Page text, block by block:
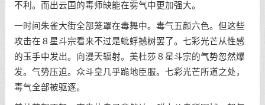
不利。而出云国的毒师缺能在雾气中更加强大。
一时间朱雀大街全部笼罩在毒舞中。毒气五颜六色。但这些
攻击在８星斗宗看来不过是蚍蜉撼树罢了。七彩光芒从性感
的玉手中发出。向漫天辐射。美杜莎８星斗宗的气势忽然爆
发。气势压迫。众斗皇几乎跪地臣服。七彩光芒所道之处，
毒气全部被驱逐。